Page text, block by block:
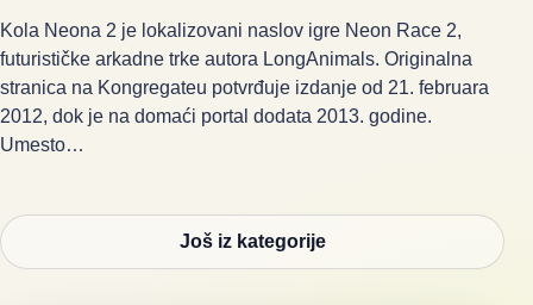
Kola Neona 2 je lokalizovani naslov igre Neon Race 2,
futurističke arkadne trke autora LongAnimals. Originalna
stranica na Kongregateu potvrđuje izdanje od 21. februara
2012, dok je na domaći portal dodata 2013. godine.
Umesto…
Još iz kategorije